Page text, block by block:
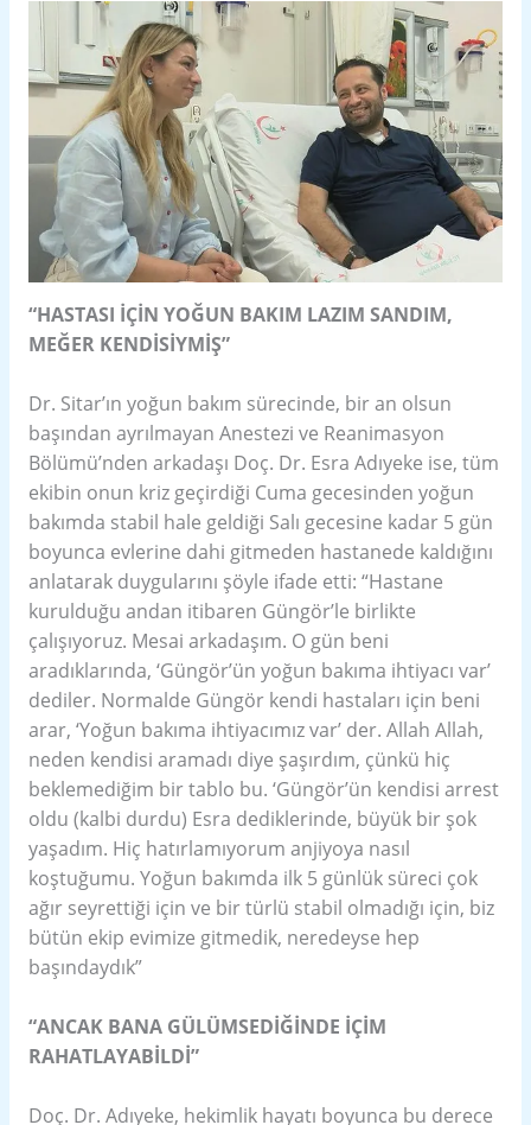
“HASTASI İÇİN YOĞUN BAKIM LAZIM SANDIM,
MEĞER KENDİSİYMİŞ”
Dr. Sitar’ın yoğun bakım sürecinde, bir an olsun
başından ayrılmayan Anestezi ve Reanimasyon
Bölümü’nden arkadaşı Doç. Dr. Esra Adıyeke ise, tüm
ekibin onun kriz geçirdiği Cuma gecesinden yoğun
bakımda stabil hale geldiği Salı gecesine kadar 5 gün
boyunca evlerine dahi gitmeden hastanede kaldığını
anlatarak duygularını şöyle ifade etti: “Hastane
kurulduğu andan itibaren Güngör’le birlikte
çalışıyoruz. Mesai arkadaşım. O gün beni
aradıklarında, ‘Güngör’ün yoğun bakıma ihtiyacı var’
dediler. Normalde Güngör kendi hastaları için beni
arar, ‘Yoğun bakıma ihtiyacımız var’ der. Allah Allah,
neden kendisi aramadı diye şaşırdım, çünkü hiç
beklemediğim bir tablo bu. ‘Güngör’ün kendisi arrest
oldu (kalbi durdu) Esra dediklerinde, büyük bir şok
yaşadım. Hiç hatırlamıyorum anjiyoya nasıl
koştuğumu. Yoğun bakımda ilk 5 günlük süreci çok
ağır seyrettiği için ve bir türlü stabil olmadığı için, biz
bütün ekip evimize gitmedik, neredeyse hep
başındaydık”
“ANCAK BANA GÜLÜMSEDİĞİNDE İÇİM
RAHATLAYABİLDİ”
Doç. Dr. Adıyeke, hekimlik hayatı boyunca bu derece